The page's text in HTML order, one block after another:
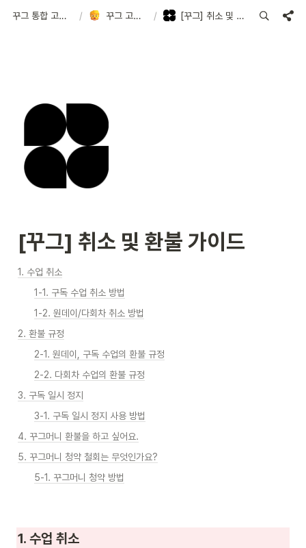
꾸그 통합 고객지원센터 / 꾸그 고객지원센터 / [꾸그] 취소 및 환불 가이드
[꾸그] 취소 및 환불 가이드
1. 수업 취소
1-1. 구독 수업 취소 방법
1-2. 원데이/다회차 취소 방법
2. 환불 규정
2-1. 원데이, 구독 수업의 환불 규정
2-2. 다회차 수업의 환불 규정
3. 구독 일시 정지
3-1. 구독 일시 정지 사용 방법
4. 꾸그머니 환불을 하고 싶어요.
5. 꾸그머니 청약 철회는 무엇인가요?
5-1. 꾸그머니 청약 방법
1. 수업 취소